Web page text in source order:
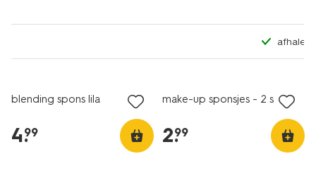
afhalen in 500+ HEMA
blending spons lila
4.
99
make-up sponsjes - 2 stuks
2.
99